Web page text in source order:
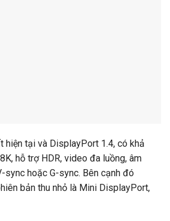
hiện tại và DisplayPort 1.4, có khả
hỗ trợ HDR, video đa luồng, âm
sync hoặc G-sync. Bên cạnh đó
bản thu nhỏ là Mini DisplayPort,